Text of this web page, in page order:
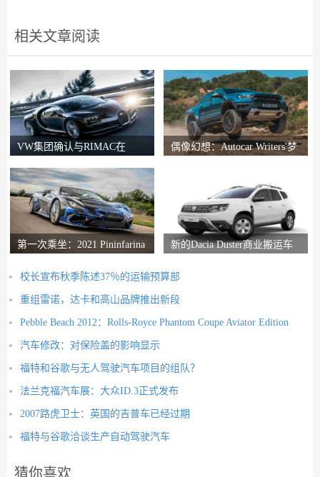
相关文章阅读
VW集团确认与RIMAC在
偶像幻想：Autocar Writers'梦
第一次乘坐：2021 Pininfarina
新的Dacia Duster商业搬运车
校长宣布秋季陈述37％的运输预算部
重组雷诺，达卡和高山品牌推出新段
Pebble Beach 2012：Rolls-Royce Phantom Coupe Aviator Edition
汽车修改：对保险盖的影响显示
福特和谷歌与无人驾驶汽车项目的组队？
法兰克福汽车展：大众ID.3正式发布
2007路虎卫士：英国的吉普车已经过期
福特与谷歌洽谈生产自动驾驶汽车
猜你喜欢